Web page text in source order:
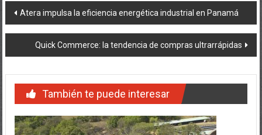
Navegación
de
entradas
Atera impulsa la eficiencia energética industrial en Panamá
Quick Commerce: la tendencia de compras ultrarrápidas
También te puede interesar